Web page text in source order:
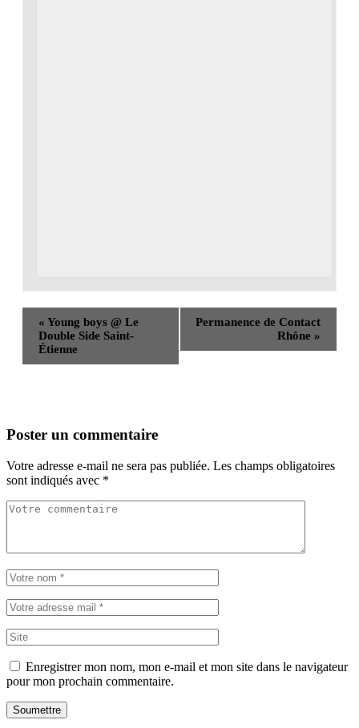
« Young boys @ Le
Double Side Saint-
Étienne
Permanence de Contact
Rhône »
Poster un commentaire
Votre adresse e-mail ne sera pas publiée. Les champs obligatoires
sont indiqués avec *
Enregistrer mon nom, mon e-mail et mon site dans le navigateur
pour mon prochain commentaire.
Soumettre